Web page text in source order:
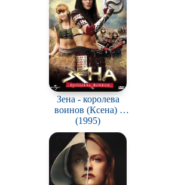
Зена - королева
воинов (Ксена) /
Xena: Warrior
Princess
(1995)